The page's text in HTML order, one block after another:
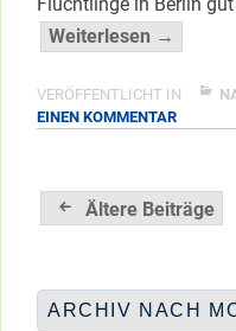
Weiterlesen →
sagt
Danke!”
VERÖFFENTLICHT IN
EINEN KOMMENTARZU
DANKE!
Ältere Beiträge
ARCHIV NACH